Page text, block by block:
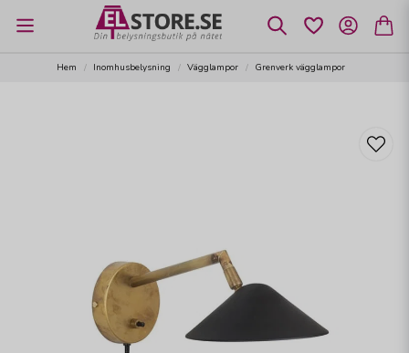
Hem Inomhusbelysning Vägglampor Grenverk vägglampor